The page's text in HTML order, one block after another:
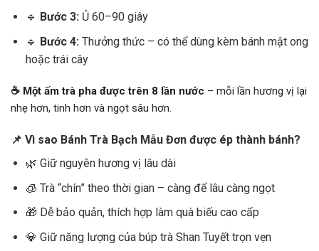
🔹 Bước 3:Ủ 60–90 giây
🔹 Bước 4: Thưởng thức – có thể dùng kèm bánh mật ong
hoặc trái cây
☕ Một ấm trà pha được trên 8 lần nước – mỗi lần hương vị lại
nhẹ hơn, tinh hơn và ngọt sâu hơn.
📌 Vì sao Bánh Trà Bạch Mẫu Đơn được ép thành bánh?
🌿 Giữ nguyên hương vị lâu dài
🧊 Trà “chín” theo thời gian – càng để lâu càng ngọt
🎁 Dễ bảo quản, thích hợp làm quà biếu cao cấp
💎 Giữ năng lượng của búp trà Shan Tuyết trọn vẹn